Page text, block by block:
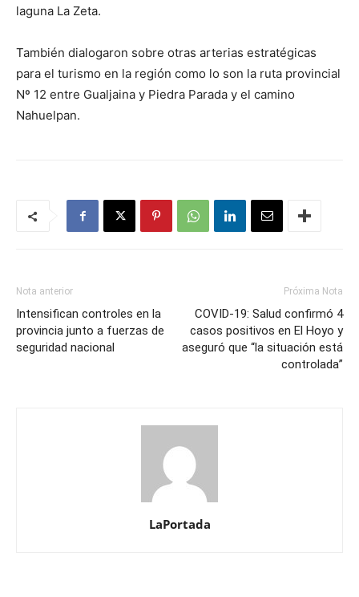
laguna La Zeta.
También dialogaron sobre otras arterias estratégicas
para el turismo en la región como lo son la ruta provincial
Nº 12 entre Gualjaina y Piedra Parada y el camino
Nahuelpan.
Nota anterior
Intensifican controles en la
provincia junto a fuerzas de
seguridad nacional
Próxima Nota
COVID-19: Salud confirmó 4
casos positivos en El Hoyo y
aseguró que “la situación está
controlada”
LaPortada